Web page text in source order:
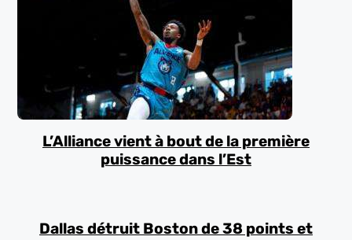
L’Alliance vient à bout de la première
puissance dans l’Est
Dallas détruit Boston de 38 points et